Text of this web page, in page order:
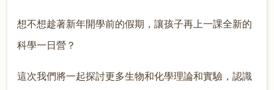
想不想趁著新年開學前的假期，讓孩子再上一課全新的
科學一日營？
這次我們將一起探討更多生物和化學理論和實驗，認識